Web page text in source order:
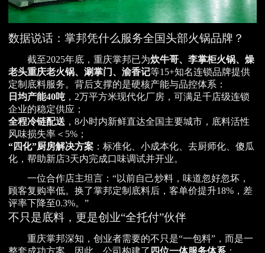
数据说话：掌邦凭什么服务全国头部火锅品牌？
截至2025年底，重庆掌邦已为炊牛哥、李掌柜火锅、燥
老头重庆老火锅、涮掌门、渝香记等15+知名连锁品牌提供
定制底料服务。背后支撑的是硬核产能与品控体系：
日均产能40吨 ，2万平方米现代化厂房，可满足千店级连锁
企业的稳定供应；
全程冷链配送 ，8小时内新鲜直达全国主要城市，底料活性
风味损失率＜5%；
“四化”厨房解决方案 ：标准化、小成本化、去厨师化、傻瓜
化，帮助新店3天内完成口味调试并开业。
一位合作店主坦言：“以前自己炒料，味道忽好忽坏，
顾客复购率低。换了掌邦定制底料后，客单价提升18%，差
评率下降至0.3%。”
不只是底料，更是创业“全托付”伙伴
重庆掌邦深知，创业者需要的不只是“一包料”，而是一
整套成功方案。因此，公司构建了 四位一体服务体系 ：